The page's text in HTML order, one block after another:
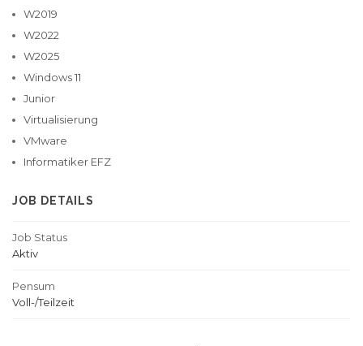
W2019
W2022
W2025
Windows 11
Junior
Virtualisierung
VMware
Informatiker EFZ
JOB DETAILS
Job Status
Aktiv
Pensum
Voll-/Teilzeit